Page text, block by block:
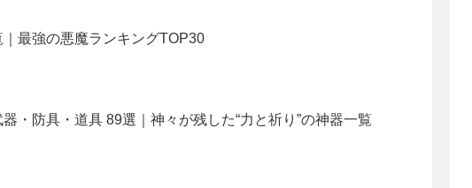
最強の悪魔ランキングTOP30
・防具・道具 89選｜神々が残した“力と祈り”の神器一覧